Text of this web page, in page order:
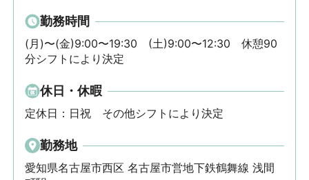
勤務時間
(月)〜(金)9:00〜19:30　(土)9:00〜12:30　休憩90
分シフトにより決定
休日・休暇
定休日：日祝　その他シフトにより決定
勤務地
愛知県名古屋市西区 名古屋市営地下鉄鶴舞線 浅間